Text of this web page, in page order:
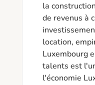
la
de revenus à
location,
Luxembourg
talents est
l'économie